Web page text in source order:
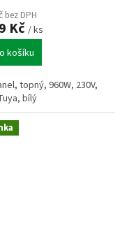
bez DPH
Kč / ks
košíku
topný, 960W, 230V,
bílý